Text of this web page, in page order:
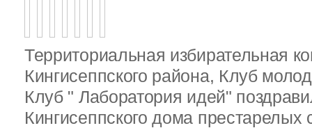
Территориальная избирательная
Кингисеппского района, Клуб
Клуб " Лаборатория идей"
Кингисеппского дома